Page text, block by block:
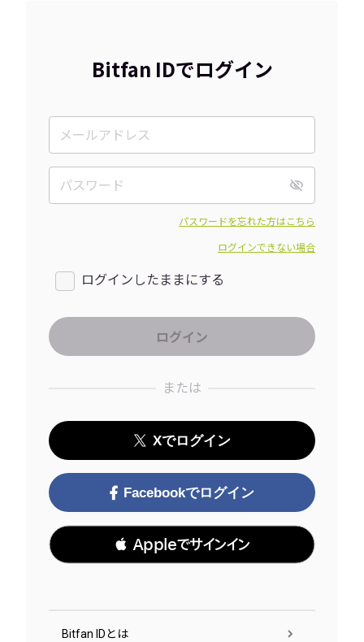
Bitfan IDでログイン
パスワードを忘れた方はこちら
ログインできない場合
ログインしたままにする
または
Xでログイン
Facebookでログイン
 Appleでサインイン
Bitfan IDとは